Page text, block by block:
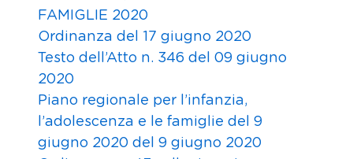
FAMIGLIE 2020
Ordinanza del 17 giugno 2020
Testo dell’Atto n. 346 del 09 giugno
2020
Piano regionale per l’infanzia,
l’adolescenza e le famiglie del 9
giugno 2020 del 9 giugno 2020